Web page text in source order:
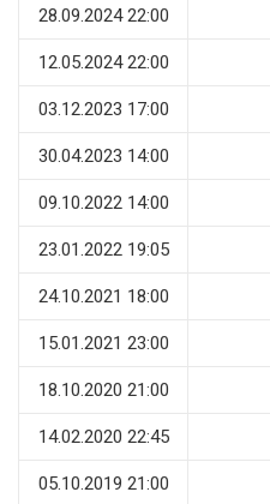
28.09.2024 22:00
12.05.2024 22:00
03.12.2023 17:00
30.04.2023 14:00
09.10.2022 14:00
23.01.2022 19:05
24.10.2021 18:00
15.01.2021 23:00
18.10.2020 21:00
14.02.2020 22:45
05.10.2019 21:00